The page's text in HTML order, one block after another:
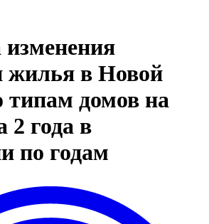
жилья в Новой
типам домов на
2 года в
по годам